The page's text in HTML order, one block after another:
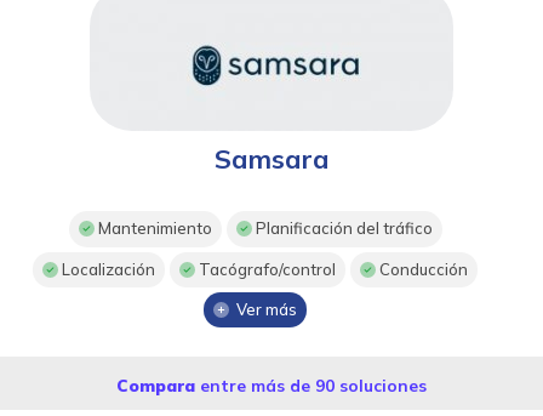
Samsara
Mantenimiento Planificación del tráfico
Localización Tacógrafo/control Conducción
Ver más
Compara entre más de 90 soluciones